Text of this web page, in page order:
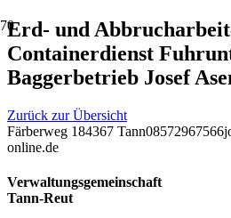
Erd- und
Containerdienst
Baggerbetrieb Josef
Zurück zur Übersicht
Färberweg 184367 Tann08572967566
online.de
Verwaltungsgemeinschaft
Tann-Reut